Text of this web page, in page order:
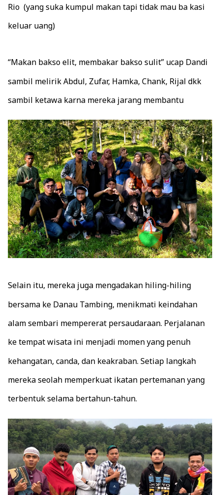
Rio (yang suka kumpul makan tapi tidak mau ba kasi
keluar uang)
“Makan bakso elit, membakar bakso sulit” ucap Dandi
sambil melirik Abdul, Zufar, Hamka, Chank, Rijal dkk
sambil ketawa karna mereka jarang membantu
Selain itu, mereka juga mengadakan hiling-hiling
bersama ke Danau Tambing, menikmati keindahan
alam sembari mempererat persaudaraan. Perjalanan
ke tempat wisata ini menjadi momen yang penuh
kehangatan, canda, dan keakraban. Setiap langkah
mereka seolah memperkuat ikatan pertemanan yang
terbentuk selama bertahun-tahun.